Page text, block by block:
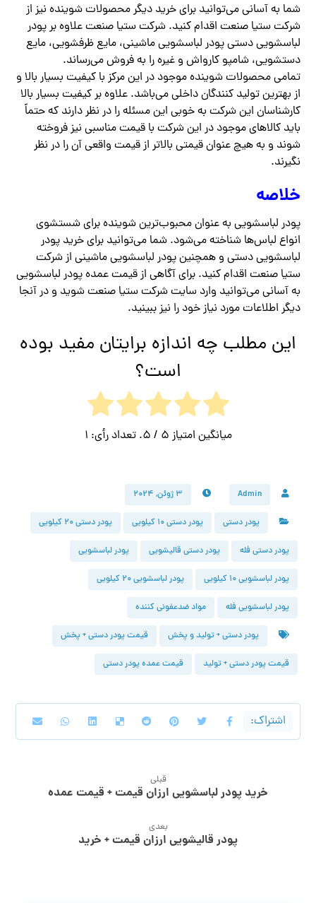
شما به آسانی می‌توانید برای خرید دیگر محصولات شوینده نیز از
شرکت ستیا صنعت اقدام کنید. شرکت ستیا صنعت علاوه بر پودر
لباسشویی دستی پودر لباسشویی ماشینی، مایع ظرفشویی، مایع
دستشویی، شامپو کارواش و غیره را به فروش می‌رساند.
تمامی محصولات شوینده موجود در این مرکز با کیفیت بسیار بالا و
از بهترین تولید کنندگان داخلی می‌باشد. علاوه بر کیفیت بسیار بالا
کارشناسان این شرکت به خوبی این مسئله را در نظر دارند که حتماً
باید کالاهای موجود در این شرکت با قیمت مناسبی نیز فروخته
شوند و به هیچ عنوان قیمتی بالاتر از قیمت واقعی آن را در نظر
نگیرند.
خلاصه
پودر لباسشویی به عنوان محبوب‌ترین شوینده برای شستشوی
انواع لباس‌ها شناخته می‌شود. شما می‌توانید برای خرید پودر
لباسشویی دستی و همچنین پودر لباسشویی ماشینی از شرکت
ستیا صنعت اقدام کنید. برای آگاهی از قیمت عمده پودر لباسشویی
به آسانی می‌توانید وارد سایت شرکت ستیا صنعت شوید و در آنجا
دیگر اطلاعات مورد نیاز خود را نیز ببینید.
این مطلب چه اندازه برایتان مفید بوده
است؟
میانگین امتیاز 5 / 5. تعداد رأی: 1
Admin ۳ ژوئن, ۲۰۲۴
پودر دستی پودر دستی 10 کیلویی پودر دستی 20 کیلویی
پودر دستی فله پودر دستی قالیشویی پودر لباسشویی
پودر لباسشویی 10 کیلویی پودر لباسشویی 20 کیلویی
پودر لباسشویی فله مواد ضدعفونی کننده
پودر دستی + تولید و پخش قیمت پودر دستی + پخش
قیمت پودر دستی + تولید قیمت عمده پودر دستی
قبلی
خرید پودر لباسشویی ارزان قیمت + قیمت عمده
بعدی
پودر قالیشویی ارزان قیمت + خرید